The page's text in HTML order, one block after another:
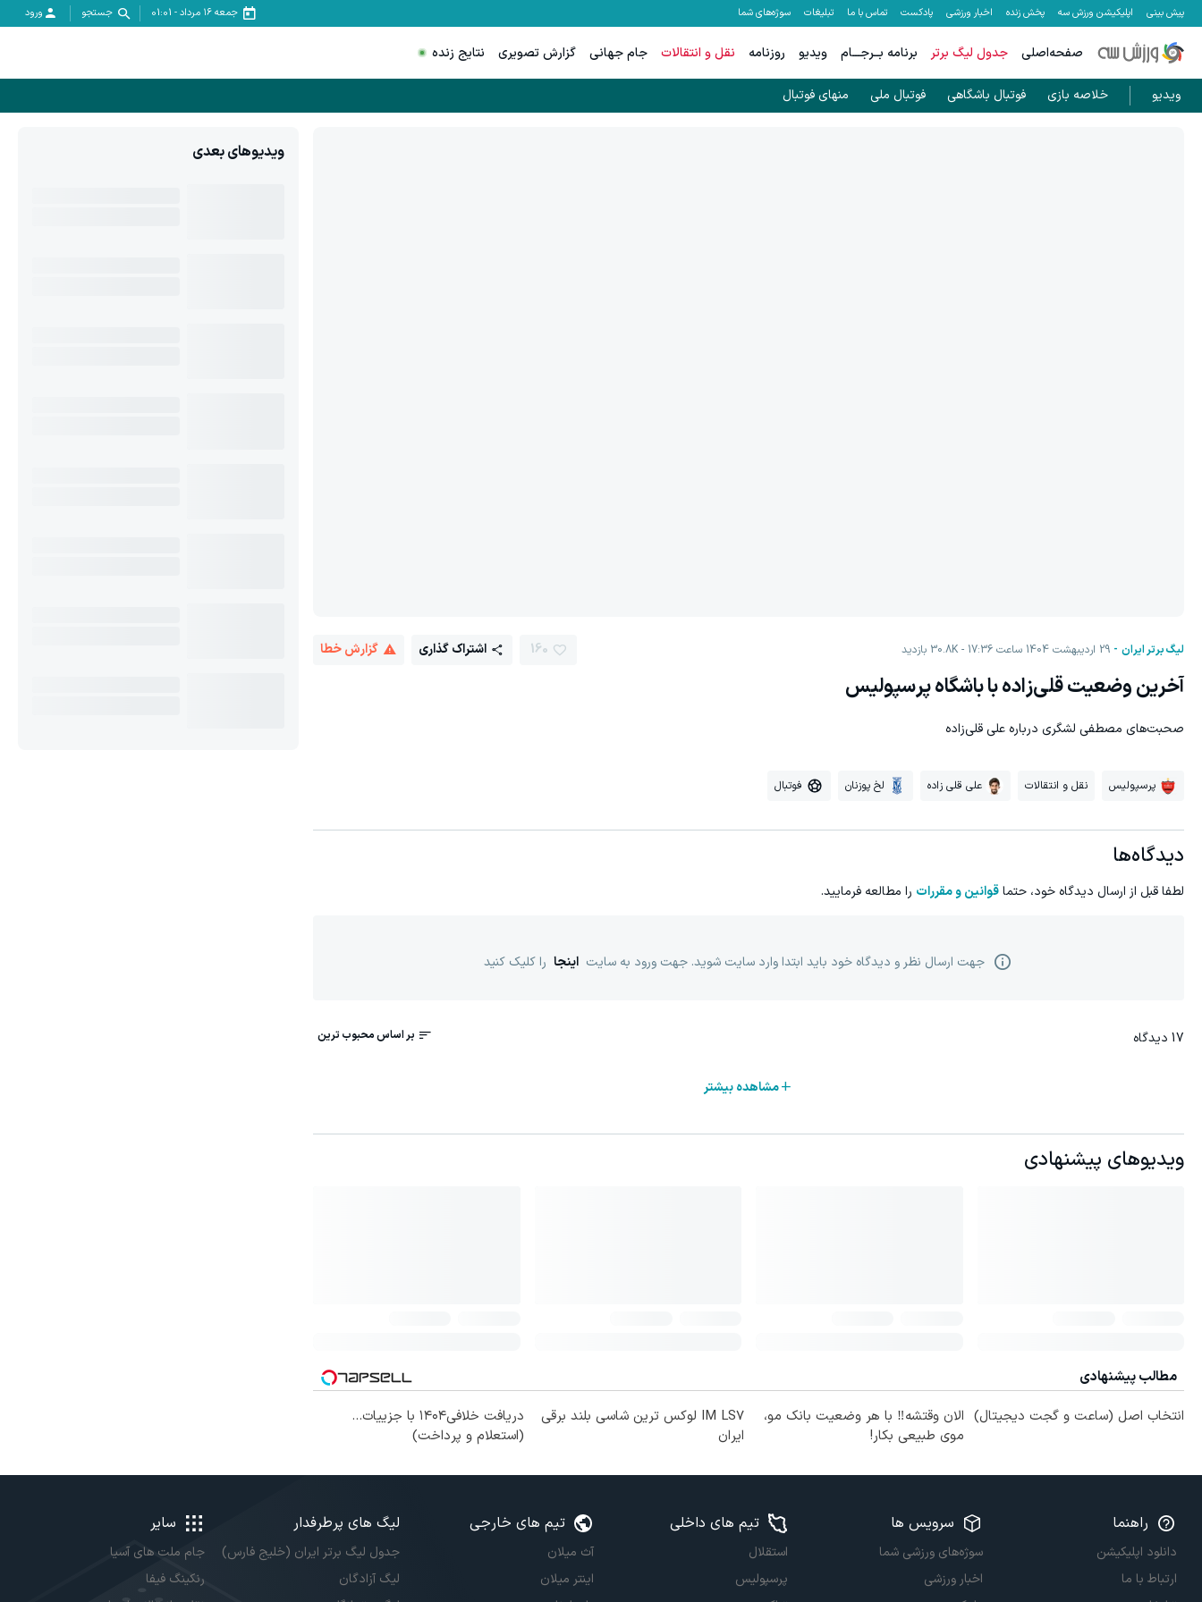
پیش بینی اپلیکیشن ورزش سه پخش زنده اخبار ورزشی پادکست تماس با ما تبلیغات سوژه‌های شما جمعه ۱۶ مرداد -
01:01 جستجو ورود
صفحه‌اصلی جدول لیگ برتر برنامه بــرجـــام ویدیو روزنامه نقل و انتقالات جام جهانی گزارش تصویری نتایج زنده
ویدیو خلاصه بازی فوتبال باشگاهی فوتبال ملی منهای فوتبال
لیگ برتر ایران 29 اردیبهشت 1404 ساعت 17:36 30.8K بازدید 160 اشتراک گذاری گزارش خطا
آخرین وضعیت قلی‌زاده با باشگاه پرسپولیس
صحبت‌های مصطفی لشگری درباره علی قلی‌زاده
پرسپولیس نقل و انتقالات علی قلی زاده لخ پوزنان فوتبال
دیدگاه‌ها
لطفا قبل از ارسال دیدگاه خود، حتماقوانین و مقررات را مطالعه فرمایید.
جهت ارسال نظر و دیدگاه خود باید ابتدا وارد سایت شوید. جهت ورود به سایت اینجا را کلیک کنید
17 دیدگاه
مشاهده بیشتر
ویدیوهای پیشنهادی
مطالب پیشنهادی
انتخاب اصل (ساعت و گجت دیجیتال) الان وقتشه‼️ با هر وضعیت بانک مو،
موی طبیعی بکار!
IM LS7 لوکس ترین شاسی بلند برقی
ایران
دریافت خلافی۱۴۰۴ با جزییات...
(استعلام و پرداخت)
ویدیوهای بعدی
راهنما
دانلود اپلیکیشن
ارتباط با ما
سرویس ها
سوژه‌های ورزشی شما
اخبار ورزشی
تیم های داخلی
استقلال
پرسپولیس
تیم های خارجی
آث میلان
اینتر میلان
لیگ های پرطرفدار
جدول لیگ برتر ایران (خلیج فارس)
لیگ آزادگان
سایر
جام ملت های آسیا
رنکینگ فیفا